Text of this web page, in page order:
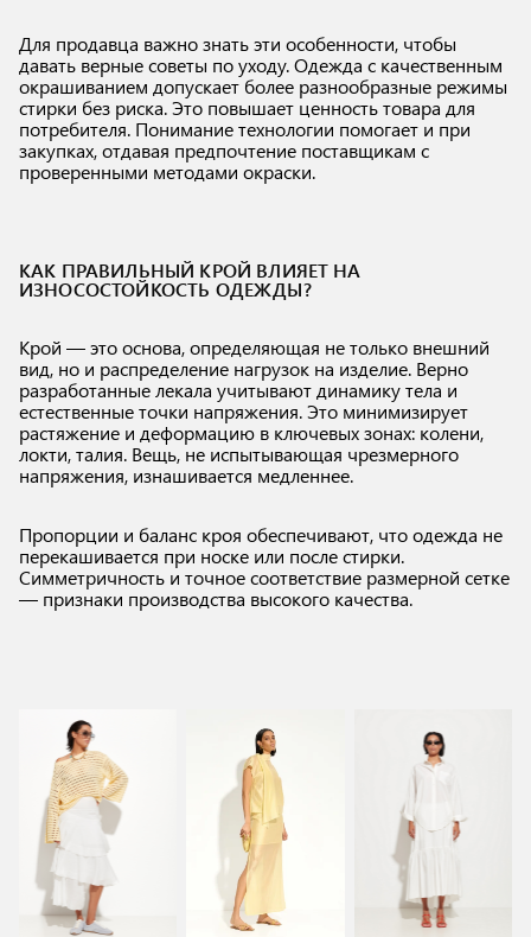
Для продавца важно знать эти особенности, чтобы
давать верные советы по уходу. Одежда с качественным
окрашиванием допускает более разнообразные режимы
стирки без риска. Это повышает ценность товара для
потребителя. Понимание технологии помогает и при
закупках, отдавая предпочтение поставщикам с
проверенными методами окраски.
КАК ПРАВИЛЬНЫЙ КРОЙ ВЛИЯЕТ НА
ИЗНОСОСТОЙКОСТЬ ОДЕЖДЫ?
Крой — это основа, определяющая не только внешний
вид, но и распределение нагрузок на изделие. Верно
разработанные лекала учитывают динамику тела и
естественные точки напряжения. Это минимизирует
растяжение и деформацию в ключевых зонах: колени,
локти, талия. Вещь, не испытывающая чрезмерного
напряжения, изнашивается медленнее.
Пропорции и баланс кроя обеспечивают, что одежда не
перекашивается при носке или после стирки.
Симметричность и точное соответствие размерной сетке
— признаки производства высокого качества.